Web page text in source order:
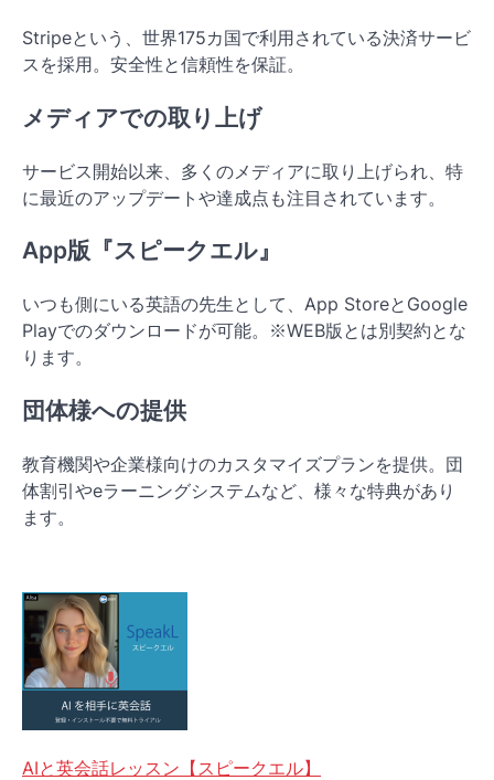
Stripeという、世界175カ国で利用されている決済サービ
スを採用。安全性と信頼性を保証。
メディアでの取り上げ
サービス開始以来、多くのメディアに取り上げられ、特
に最近のアップデートや達成点も注目されています。
App版『スピークエル』
いつも側にいる英語の先生として、App StoreとGoogle
Playでのダウンロードが可能。※WEB版とは別契約とな
ります。
団体様への提供
教育機関や企業様向けのカスタマイズプランを提供。団
体割引やeラーニングシステムなど、様々な特典があり
ます。
AIと英会話レッスン【スピークエル】